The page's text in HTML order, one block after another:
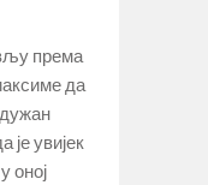
према
да
дужан
је увијек
оној